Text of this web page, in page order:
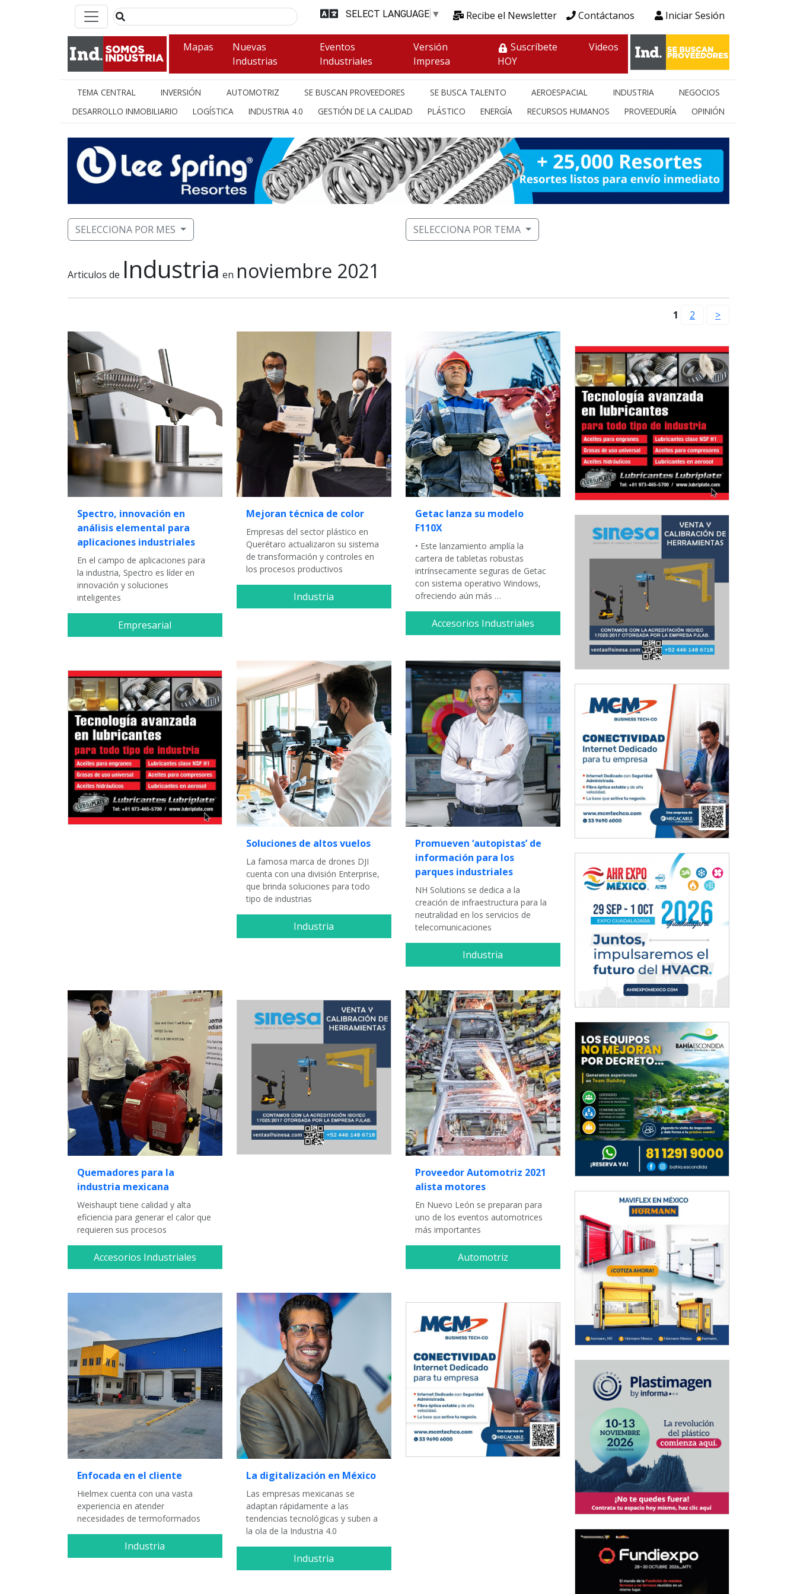
SELECT LANGUAGE ▼ Recibe el Newsletter Contáctanos Iniciar Sesión
Mapas
Nuevas
Industrias
Eventos
Industriales
Versión
Impresa
Suscríbete
HOY
Videos
TEMA CENTRAL INVERSIÓN AUTOMOTRIZ SE BUSCAN PROVEEDORES SE BUSCA TALENTO AEROESPACIAL INDUSTRIA
NEGOCIOS
DESARROLLO INMOBILIARIO
LOGÍSTICA INDUSTRIA 4.0 GESTIÓN DE LA CALIDAD PLÁSTICO ENERGÍA RECURSOS HUMANOS PROVEEDURÍA OPINIÓN
SELECCIONA POR MES SELECCIONA POR TEMA
Articulos de Industria en noviembre 2021
1 2 >
Spectro, innovación en
análisis elemental para
aplicaciones industriales
En el campo de aplicaciones para
la industria, Spectro es líder en
innovación y soluciones
inteligentes
Empresarial
Mejoran técnica de color
Empresas del sector plástico en
Querétaro actualizaron su sistema
de transformación y controles en
los procesos productivos
Industria
Getac lanza su modelo
F110X
• Este lanzamiento amplía la
cartera de tabletas robustas
intrínsecamente seguras de Getac
con sistema operativo Windows,
ofreciendo aún más …
Accesorios Industriales
Soluciones de altos vuelos
La famosa marca de drones DJI
cuenta con una división Enterprise,
que brinda soluciones para todo
tipo de industrias
Industria
Promueven ‘autopistas’ de
información para los
parques industriales
NH Solutions se dedica a la
creación de infraestructura para la
neutralidad en los servicios de
telecomunicaciones
Industria
Quemadores para la
industria mexicana
Weishaupt tiene calidad y alta
eficiencia para generar el calor que
requieren sus procesos
Accesorios Industriales
Proveedor Automotriz 2021
alista motores
En Nuevo León se preparan para
uno de los eventos automotrices
más importantes
Automotriz
Enfocada en el cliente
Hielmex cuenta con una vasta
experiencia en atender
necesidades de termoformados
Industria
La digitalización en México
Las empresas mexicanas se
adaptan rápidamente a las
tendencias tecnológicas y suben a
la ola de la Industria 4.0
Industria